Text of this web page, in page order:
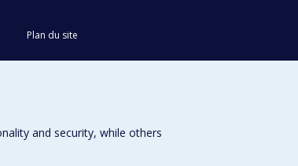
Plan du site
Accessibilité
and security, while others